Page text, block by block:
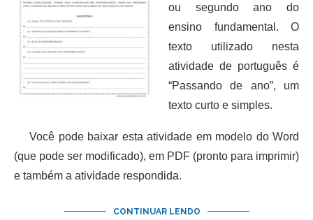
ou segundo ano do
ensino fundamental. O
texto utilizado nesta
atividade de português é
“Passando de ano”, um
texto curto e simples.
Você pode baixar esta atividade em modelo do Word
(que pode ser modificado), em PDF (pronto para imprimir)
e também a atividade respondida.
CONTINUAR LENDO